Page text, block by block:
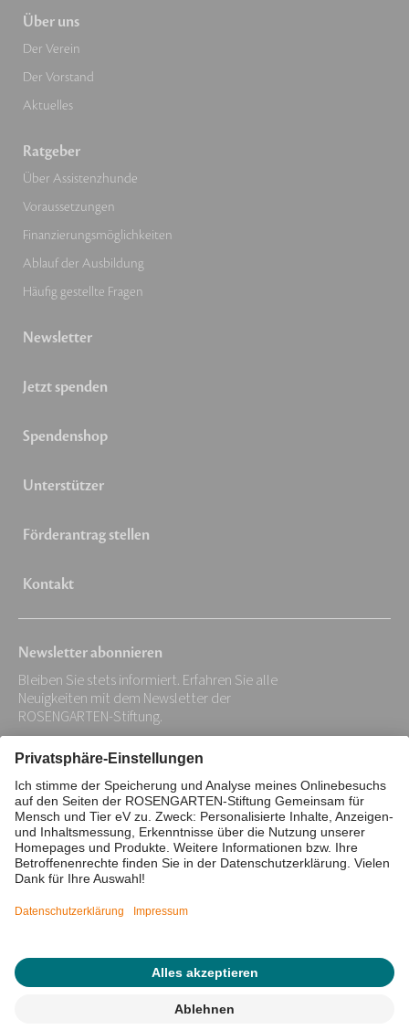
Über uns
Der Verein
Der Vorstand
Aktuelles
Ratgeber
Über Assistenzhunde
Voraussetzungen
Finanzierungsmöglichkeiten
Ablauf der Ausbildung
Häufig gestellte Fragen
Newsletter
Jetzt spenden
Spendenshop
Unterstützer
Förderantrag stellen
Kontakt
Newsletter abonnieren
Bleiben Sie stets informiert. Erfahren Sie alle
Neuigkeiten mit dem Newsletter der
ROSENGARTEN-Stiftung.
Ihre
E-
Mail-
Adresse:
*
Impressum
Datenschutz
Barrierefreiheitserklärung
© 2026 ROSENGARTEN-Stiftung